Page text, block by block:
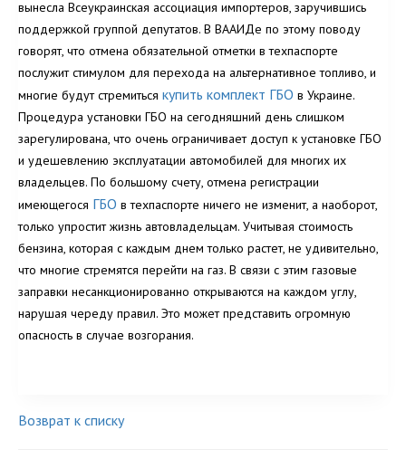
вынесла Всеукраинская ассоциация импортеров, заручившись
поддержкой группой депутатов. В ВААИДе по этому поводу
говорят, что отмена обязательной отметки в техпаспорте
послужит стимулом для перехода на альтернативное топливо, и
многие будут стремиться купить комплект ГБО в Украине.
Процедура установки ГБО на сегодняшний день слишком
зарегулирована, что очень ограничивает доступ к установке ГБО
и удешевлению эксплуатации автомобилей для многих их
владельцев. По большому счету, отмена регистрации
имеющегося ГБО в техпаспорте ничего не изменит, а наоборот,
только упростит жизнь автовладельцам. Учитывая стоимость
бензина, которая с каждым днем только растет, не удивительно,
что многие стремятся перейти на газ. В связи с этим газовые
заправки несанкционированно открываются на каждом углу,
нарушая череду правил. Это может представить огромную
опасность в случае возгорания.
Возврат к списку